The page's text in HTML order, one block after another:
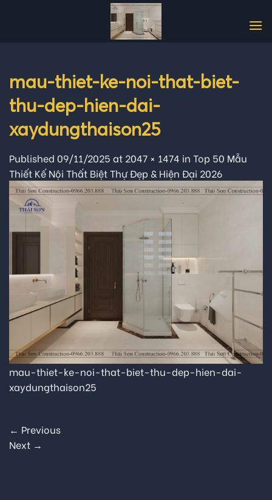
mau-thiet-ke-noi-that-biet-
thu-dep-hien-dai-
xaydungthaison25
Published 09/11/2025 at 2047 × 1474 in Top 50 Mẫu
Thiết Kế Nội Thất Biệt Thự Đẹp & Hiện Đại 2026
mau-thiet-ke-noi-that-biet-thu-dep-hien-dai-
xaydungthaison25
← Previous
Next →